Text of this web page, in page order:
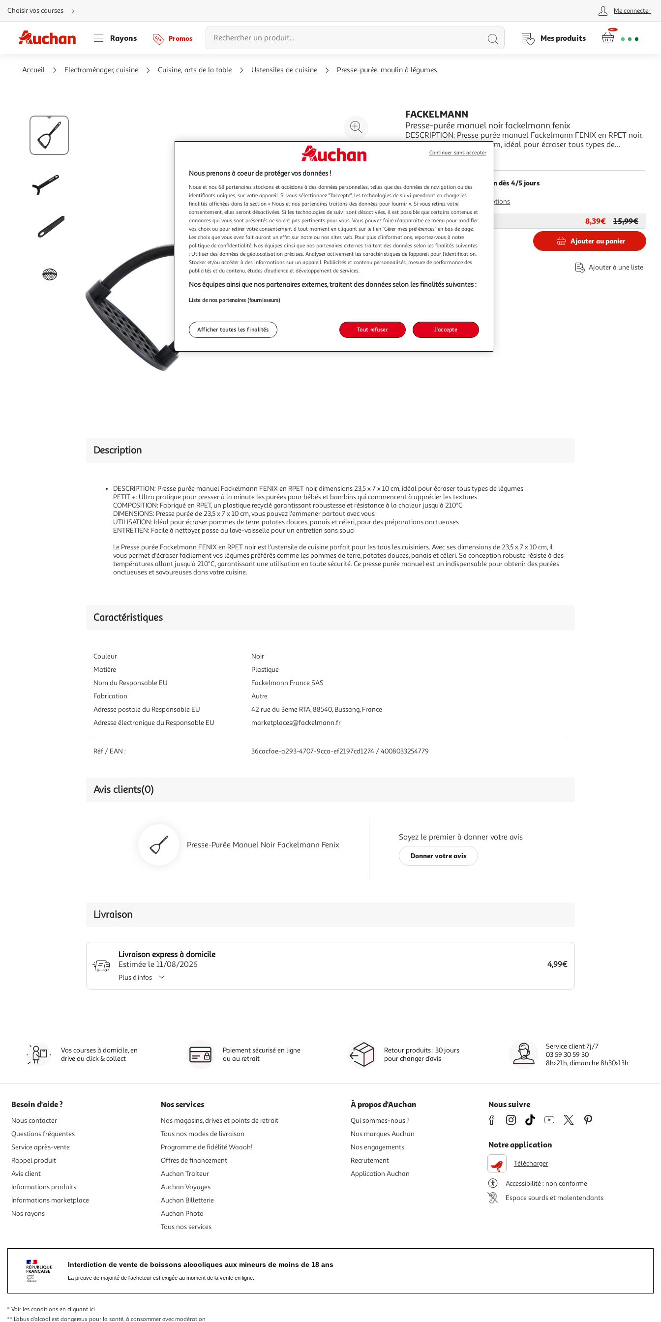
Aller
directement
au
Aller
directement
à
Aller
directement
Choisir vos courses Me connecter
Rayons Promos
Lancer
Mes produits
Accueil Electroménager, cuisine Cuisine, arts de la table Ustensiles de cuisine Presse-purée, moulin à légumes
Agrandir
l'illustration
à
200%
Réduire
l'illustration
100
%
le
produit
FACKELMANN
Presse-purée manuel noir fackelmann fenix
DESCRIPTION: Presse purée manuel Fackelmann FENIX en RPET noir,
dimensions 23,5 x 7 x 10 cm, idéal pour écraser tous types de
légumesPETIT +: Ultra pratique pour presser à la minute les purées
texturesCOMPOSITION: Fabriqué en RPET, un plastique re
En savoir +
Livraison dès 4/5 jours
Plus d'options
Vendu par Fackelmann 8,39€
15,99€
-48 %
15,99€
8,39€
Ajouter au panier
Ajouter à une liste
Description
DESCRIPTION: Presse purée manuel Fackelmann FENIX en RPET noir, dimensions 23,5 x 7 x 10 cm, idéal pour écraser tous types de légumes
PETIT +: Ultra pratique pour presser à la minute les purées pour bébés et bambins qui commencent à apprécier les textures
COMPOSITION: Fabriqué en RPET, un plastique recyclé garantissant robustesse et résistance à la chaleur jusqu'à 210°C
DIMENSIONS: Presse purée de 23,5 x 7 x 10 cm, vous pouvez l'emmener partout avec vous
UTILISATION: Idéal pour écraser pommes de terre, patates douces, panais et céleri, pour des préparations onctueuses
ENTRETIEN: Facile à nettoyer, passe au lave-vaisselle pour un entretien sans souci
Le Presse purée Fackelmann FENIX en RPET noir est l'ustensile de cuisine parfait pour les tous les cuisiniers. Avec ses dimensions de 23,5 x 7 x 10 cm, il
vous permet d'écraser facilement vos légumes préférés comme les pommes de terre, patates douces, panais et céleri. Sa conception robuste résiste à des
températures allant jusqu'à 210°C, garantissant une utilisation en toute sécurité. Ce presse purée manuel est un indispensable pour obtenir des purées
onctueuses et savoureuses dans votre cuisine.
Caractéristiques
Couleur
Noir
Matière
Plastique
Nom du Responsable EU
Fackelmann France SAS
Fabrication
Autre
Adresse postale du Responsable EU
42 rue du 3eme RTA, 88540, Bussang, France
Adresse électronique du Responsable EU
marketplaces@fackelmann.fr
Réf / EAN : 36cacfae-a293-4707-9cca-ef2197cd1274 / 4008033254779
Avis clients(0)
Presse-Purée Manuel Noir Fackelmann Fenix
Soyez le premier à donner votre avis
Donner votre avis
Livraison
Livraison express à domicile
Estimée le 11/08/2026
4,99€
Plus d'infos
Vos courses à domicile, en
drive ou click & collect
Paiement sécurisé en ligne
ou au retrait
Retour produits : 30 jours
pour changer d’avis
Service client 7j/7
03 59 30 59 30
8h>21h, dimanche 8h30>13h
Besoin d'aide ?
Nous contacter
Questions fréquentes
Service après-vente
Rappel produit
Avis client
Informations produits
Informations marketplace
Nos rayons
Nos services
Nos magasins, drives et points de retrait
Tous nos modes de livraison
Programme de fidélité Waaoh!
Offres de financement
Auchan Traiteur
Auchan Voyages
Auchan Billetterie
Auchan Photo
Tous nos services
À propos d'Auchan
Qui sommes-nous ?
Nos marques Auchan
Nos engagements
Recrutement
Application Auchan
Nous suivre
Notre application
Télécharger
Accessibilité : non conforme
Espace sourds et malentendants
Interdiction de vente de boissons alcooliques aux mineurs de moins de 18 ans
La preuve de majorité de l'acheteur est exigée au moment de la vente en ligne.
* Voir les conditions en cliquant ici
** L’abus d’alcool est dangereux pour la santé, à consommer avec modération
Nous prenons à coeur de protéger vos données !
Nous et nos 68 partenaires stockons et accédons à des données personnelles, telles que des données de navigation ou des
identifiants uniques, sur votre appareil. Si vous sélectionnez "J'accepte", les technologies de suivi prendront en charge les
finalités affichées dans la section « Nous et nos partenaires traitons des données pour fournir ». Si vous retirez votre
consentement, elles seront désactivées. Si les technologies de suivi sont désactivées, il est possible que certains contenus et
annonces qui vous sont présentés ne soient pas pertinents pour vous. Vous pouvez faire réapparaître ce menu pour modifier
vos choix ou pour retirer votre consentement à tout moment en cliquant sur le lien "Gérer mes préférences" en bas de page.
Les choix que vous avez fait auront un effet sur notre ou nos sites web. Pour plus d’informations, reportez-vous à notre
politique de confidentialité. Nos équipes ainsi que nos partenaires externes traitent des données selon les finalités suivantes
: Utiliser des données de géolocalisation précises. Analyser activement les caractéristiques de l’appareil pour l’identification.
Stocker et/ou accéder à des informations sur un appareil. Publicités et contenu personnalisés, mesure de performance des
publicités et du contenu, études d’audience et développement de services.
Nos équipes ainsi que nos partenaires externes, traitent des données selon les finalités suivantes :
Liste de nos partenaires (fournisseurs)
Afficher toutes les finalités Tout refuser J'accepte
Continuer sans accepter